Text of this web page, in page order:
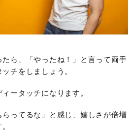
ら、「やったね！」と言って両手
チをしましょう。
ータッチになります。
ってるな」と感じ、嬉しさが倍増